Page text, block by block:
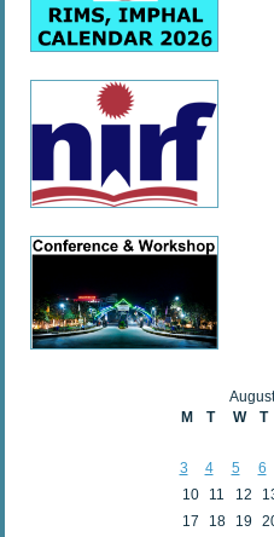
M
T W T
3
4 5 6
10
11 12
17
18 19